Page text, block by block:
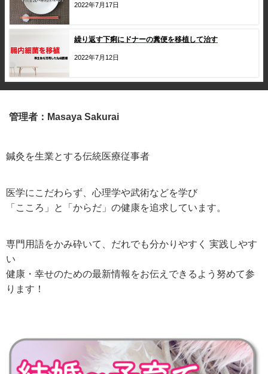
2022年7月17日
繰り返す下痢にドナーの糞便を移植して治す
2022年7月12日
管理者：Masaya Sakurai
鍼灸を生業とする伝統医療従事者
医学にこだわらず、心理学や武術などを学び
「こころ」と「からだ」の健康を追求しています。
専門用語をかみ砕いて、だれでも分かりやすく 実践しやす
い
健康・幸せのための最新情報をお伝えできるよう努めて参
ります！